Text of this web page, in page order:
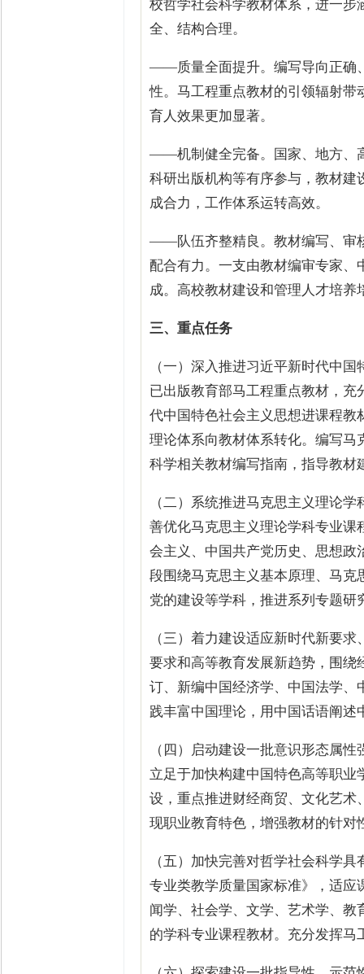
校哲学社会科学教材体系，进一
全、结构合理。
——质量全面提升。编写导向正确
性。马工程重点教材的引领辐射
育人效果更加显著。
——机制健全完备。国家、地方、
科研出版机构等有序参与，教材
成合力，工作体系运转高效。
——队伍齐整精良。教材编写、审
配合有力。一支由教材编审专家
成。高校教材建设和管理人才培
三、重点任务
（一）深入推进习近平新时代中
已出版教育部马工程重点教材，
代中国特色社会主义思想进课程
理论体系向教材体系转化。编写
科学相关教材编写指南，指导教材
（二）系统推进马克思主义理论
善优化马克思主义理论学科专业
会主义、中国共产党历史、思想
段围绕马克思主义基本原理、马
党的建设等学科，推进系列专题研
（三）着力建设适应新时代新要
要求和高等教育发展新趋势，围
订、新编中国经济学、中国法学
践丰富中国理论，用中国话语阐述
（四）启动建设一批意识形态属
立足于加快构建中国特色高等职
设，重点推进财经商贸、文化艺
现职业教育特色，增强教材的针对
（五）加快完善对哲学社会科学
专业类教学质量国家标准》，适
闻学、社会学、文学、艺术学、
的学科专业课程教材。充分发挥